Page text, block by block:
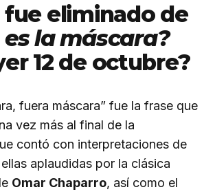
fue eliminado de
es la máscara?
12 de octubre?
fuera máscara” fue la frase que
vez más al final de la
contó con interpretaciones de
aplaudidas por la clásica
Omar Chaparro, así como el